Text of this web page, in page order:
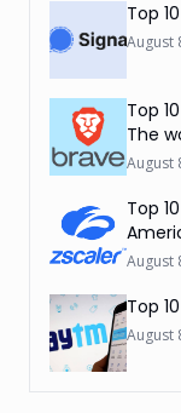
Top
August
Top
The
August
Top
August
Top
August